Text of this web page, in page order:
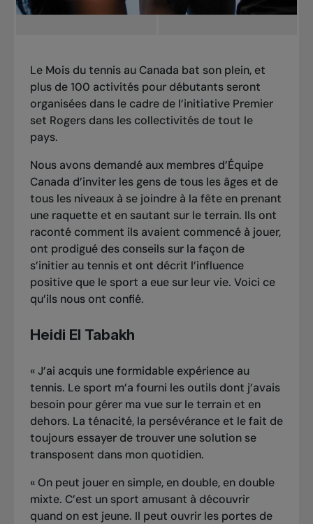
Le Mois du tennis au Canada bat son plein, et
plus de 100 activités pour débutants seront
organisées dans le cadre de l’initiative Premier
set Rogers dans les collectivités de tout le
pays.
Nous avons demandé aux membres d’Équipe
Canada d’inviter les gens de tous les âges et de
tous les niveaux à se joindre à la fête en prenant
une raquette et en sautant sur le terrain. Ils ont
raconté comment ils avaient commencé à jouer,
ont prodigué des conseils sur la façon de
s’initier au tennis et ont décrit l’influence
positive que le sport a eue sur leur vie. Voici ce
qu’ils nous ont confié.
Heidi El Tabakh
«J’ai acquis une formidable expérience au
tennis. Le sport m’a fourni les outils dont j’avais
besoin pour gérer ma vue sur le terrain et en
dehors. La ténacité, la persévérance et le fait de
toujours essayer de trouver une solution se
transposent dans mon quotidien.
« On peut jouer en simple, en double, en double
mixte. C’est un sport amusant à découvrir
quand on est jeune. Il peut ouvrir les portes de